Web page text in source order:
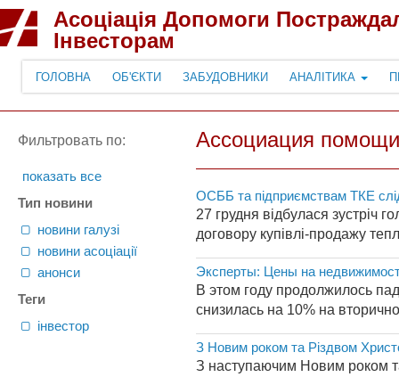
Асоціація Допомоги
Інвесторам
ГОЛОВНА ОБ'ЄКТИ ЗАБУДОВНИКИ АНАЛІТИКА
Фильтровать по:
показать все
Тип новини
новини галузі
новини асоціації
анонси
Теги
інвестор
Ассоциация
ОСББ та підприємствам ТКЕ
27 грудня відбулася зустріч
договору купівлі-продажу
Эксперты: Цены на
В этом году продолжилось
снизилась на 10% на
З Новим роком та Різдвом
З наступаючим Новим роком